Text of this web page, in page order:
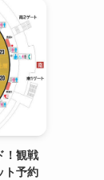
！観戦
ト予約